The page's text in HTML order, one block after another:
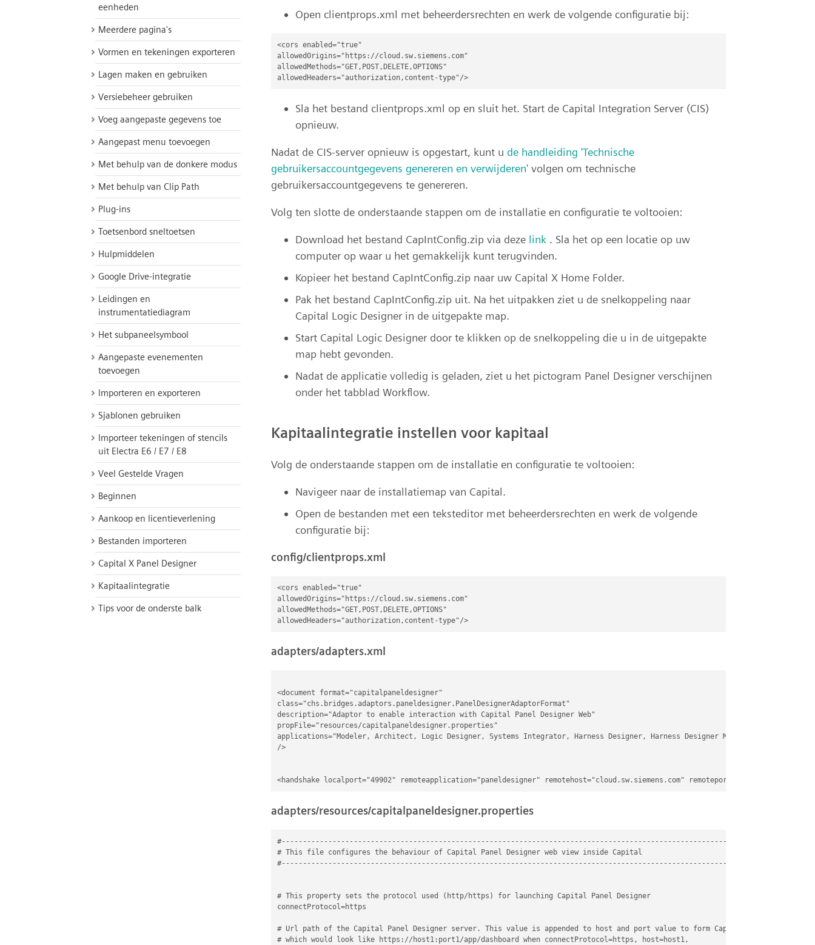
eenheden
Meerdere pagina's
Vormen en tekeningen exporteren
Lagen maken en gebruiken
Versiebeheer gebruiken
Voeg aangepaste gegevens toe
Aangepast menu toevoegen
Met behulp van de donkere modus
Met behulp van Clip Path
Plug-ins
Toetsenbord sneltoetsen
Hulpmiddelen
Google Drive-integratie
Leidingen en
instrumentatiediagram
Het subpaneelsymbool
Aangepaste evenementen
toevoegen
Importeren en exporteren
Sjablonen gebruiken
Importeer tekeningen of stencils
uit Electra E6 / E7 / E8
Veel Gestelde Vragen
Beginnen
Aankoop en licentieverlening
Bestanden importeren
Capital X Panel Designer
Kapitaalintegratie
Tips voor de onderste balk
Open clientprops.xml met beheerdersrechten en werk de volgende configuratie bij:
<cors enabled="true"
allowedOrigins="https://cloud.sw.siemens.com"
allowedMethods="GET,POST,DELETE,OPTIONS"
Sla het bestand clientprops.xml op en sluit het. Start de Capital Integration Server (CIS)
opnieuw.
Nadat de CIS-server opnieuw is opgestart, kunt u de handleiding 'Technische
gebruikersaccountgegevens genereren en verwijderen' volgen om technische
gebruikersaccountgegevens te genereren.
Volg ten slotte de onderstaande stappen om de installatie en configuratie te voltooien:
Download het bestand CapIntConfig.zip via deze link . Sla het op een locatie op uw
computer op waar u het gemakkelijk kunt terugvinden.
Kopieer het bestand CapIntConfig.zip naar uw Capital X Home Folder.
Pak het bestand CapIntConfig.zip uit. Na het uitpakken ziet u de snelkoppeling naar
Capital Logic Designer in de uitgepakte map.
Start Capital Logic Designer door te klikken op de snelkoppeling die u in de uitgepakte
map hebt gevonden.
Nadat de applicatie volledig is geladen, ziet u het pictogram Panel Designer verschijnen
onder het tabblad Workflow.
Kapitaalintegratie instellen voor kapitaal
Volg de onderstaande stappen om de installatie en configuratie te voltooien:
Navigeer naar de installatiemap van Capital.
Open de bestanden met een teksteditor met beheerdersrechten en werk de volgende
configuratie bij:
config/clientprops.xml
<cors enabled="true"
allowedOrigins="https://cloud.sw.siemens.com"
allowedMethods="GET,POST,DELETE,OPTIONS"
adapters/adapters.xml
<document format="capitalpaneldesigner"
class="chs.bridges.adaptors.paneldesigner.PanelDesignerAdaptorFormat"
description="Adaptor to enable interaction with Capital Panel Designer Web"
propFile="resources/capitalpaneldesigner.properties"
applications="Modeler, Architect, Logic Designer, Systems Integrator, Harness Designer, Harness Designer Modular"
/>
adapters/resources/capitalpaneldesigner.properties
#-----------------------------------------------------------------------------------------------------------------------
# This file configures the behaviour of Capital Panel Designer web view inside Capital
#-----------------------------------------------------------------------------------------------------------------------
# This property sets the protocol used (http/https) for launching Capital Panel Designer
connectProtocol=https
# Url path of the Capital Panel Designer server. This value is appended to host and port value to form Capital Panel Designer
# which would look like https://host1:port1/app/dashboard when connectProtocol=https, host=host1,